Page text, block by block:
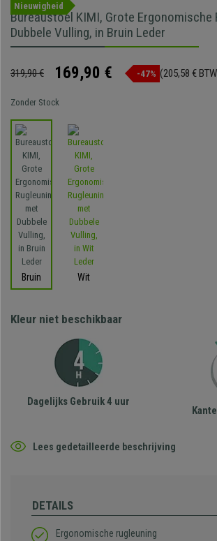
Nieuwigheid
Bureaustoel KIMI, Grote Ergonomische
Dubbele Vulling, in Bruin Leder
319,90 € 169,90 € -47% (205,58 €
Zonder Stock
Bruin Wit
Kleur niet beschikbaar
Dagelijks Gebruik 4 uur
Lees gedetailleerde beschrijving
DETAILS
Ergonomische rugleuning